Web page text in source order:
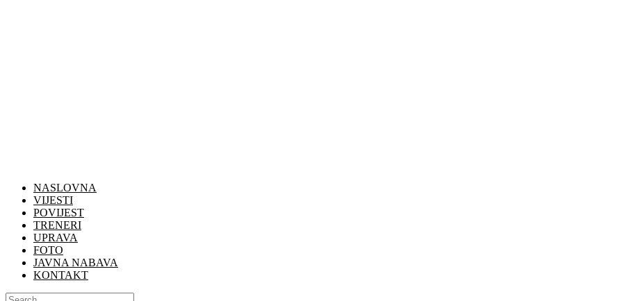
NASLOVNA
VIJESTI
POVIJEST
TRENERI
UPRAVA
FOTO
JAVNA NABAVA
KONTAKT